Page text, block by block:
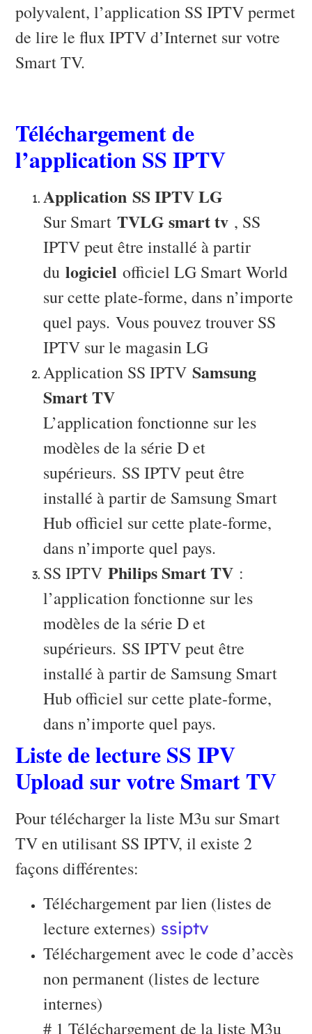
polyvalent, l’application SS IPTV permet
de lire le flux IPTV d’Internet sur votre
Smart TV.
Téléchargement de
l’application SS IPTV
ApplicationSS IPTV LG
Sur SmartTVLG smart tv , SS
IPTV peut être installé à partir
dulogiciel officiel LG Smart World
sur cette plate-forme, dans n’importe
quel pays. Vous pouvez trouver SS
IPTV sur le magasin LG
Application SS IPTVSamsung
Smart TV
L’application fonctionne sur les
modèles de la série D et
supérieurs. SS IPTV peut être
installé à partir de Samsung Smart
Hub officiel sur cette plate-forme,
dans n’importe quel pays.
SS IPTVPhilips Smart TV :
l’application fonctionne sur les
modèles de la série D et
supérieurs. SS IPTV peut être
installé à partir de Samsung Smart
Hub officiel sur cette plate-forme,
dans n’importe quel pays.
Liste de lecture SS IPV
Upload sur votre Smart TV
Pour télécharger la liste M3u sur Smart
TV en utilisant SS IPTV, il existe 2
façons différentes:
Téléchargement par lien (listes de
lecture externes) ssiptv
Téléchargement avec le code d’accès
non permanent (listes de lecture
internes)
# 1 Téléchargement de la liste M3u